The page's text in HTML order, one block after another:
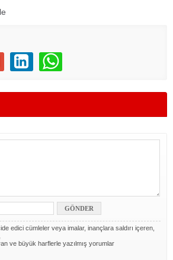
edici cümleler veya imalar, inançlara saldırı içeren,
ve büyük harflerle yazılmış yorumlar